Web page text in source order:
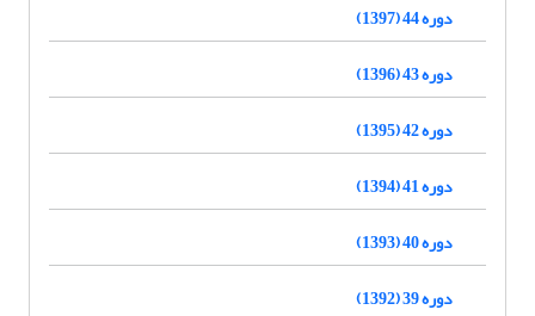
دوره 44 (1397)
دوره 43 (1396)
دوره 42 (1395)
دوره 41 (1394)
دوره 40 (1393)
دوره 39 (1392)